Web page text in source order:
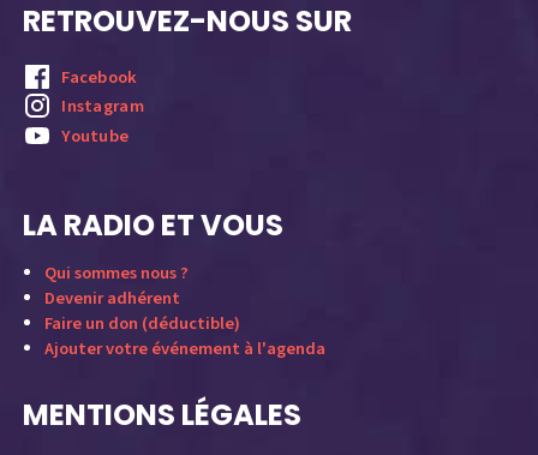
RETROUVEZ-NOUS SUR
Facebook
Instagram
Youtube
LA RADIO ET VOUS
Qui sommes nous ?
Devenir adhérent
Faire un don (déductible)
Ajouter votre événement à l'agenda
MENTIONS LÉGALES